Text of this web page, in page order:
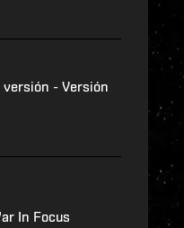
versión - Versión
In Focus